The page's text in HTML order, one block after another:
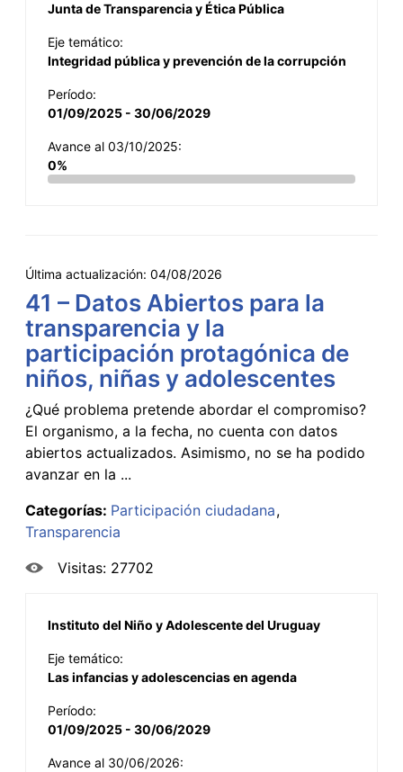
Junta de Transparencia y Ética Pública
Eje temático:
Integridad pública y prevención de la corrupción
Período:
01/09/2025 - 30/06/2029
Avance al 03/10/2025:
0%
Última actualización: 04/08/2026
41 – Datos Abiertos para la
transparencia y la
participación protagónica de
niños, niñas y adolescentes
¿Qué problema pretende abordar el compromiso?
El organismo, a la fecha, no cuenta con datos
abiertos actualizados. Asimismo, no se ha podido
avanzar en la ...
Categorías: Participación ciudadana
Transparencia
Visitas: 27702
Instituto del Niño y Adolescente del Uruguay
Eje temático:
Las infancias y adolescencias en agenda
Período:
01/09/2025 - 30/06/2029
Avance al 30/06/2026: